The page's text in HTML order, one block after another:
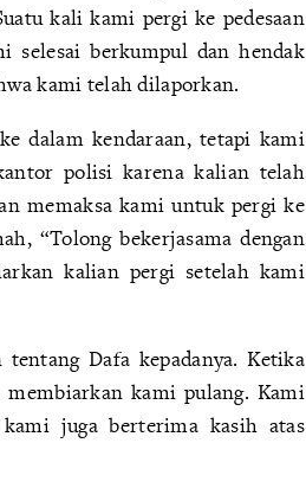
kali kami pergi ke pedesaan
selesai berkumpul dan hendak
kami telah dilaporkan.
dalam kendaraan, tetapi kami
polisi karena kalian telah
memaksa kami untuk pergi ke
“Tolong bekerjasama dengan
kalian pergi setelah kami
Dafa kepadanya. Ketika
kami pulang. Kami
juga berterima kasih atas